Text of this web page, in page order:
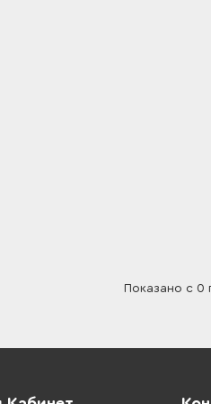
Показано с 0